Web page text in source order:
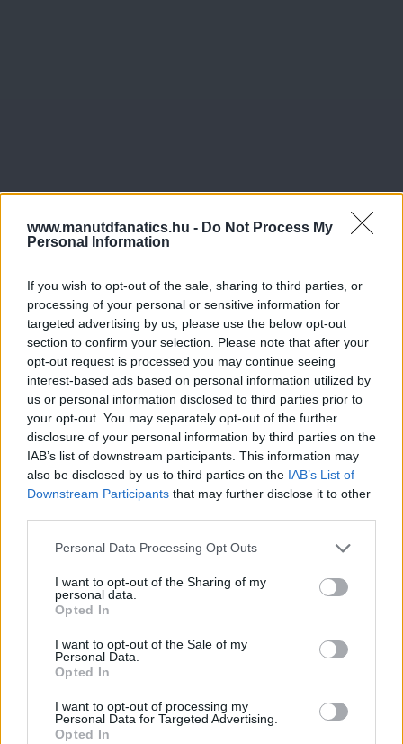
www.manutdfanatics.hu - Do Not Process My
Personal Information
If you wish to opt-out of the sale, sharing to third parties, or
processing of your personal or sensitive information for
targeted advertising by us, please use the below opt-out
section to confirm your selection. Please note that after your
opt-out request is processed you may continue seeing
interest-based ads based on personal information utilized by
us or personal information disclosed to third parties prior to
your opt-out. You may separately opt-out of the further
disclosure of your personal information by third parties on the
IAB’s list of downstream participants. This information may
also be disclosed by us to third parties on the IAB’s List of
Downstream Participants that may further disclose it to other
Please note that this website/app uses one or more Google
not limited to your visit or usage behaviour. You may click to
grant or deny consent to Google and its third-party tags to
use your data for below specified purposes in below Google
consent section.
Personal Data Processing Opt Outs
I want to opt-out of the Sharing of my
personal data.
Opted In
I want to opt-out of the Sale of my
Personal Data.
Opted In
I want to opt-out of processing my
Personal Data for Targeted Advertising.
Opted In
Meccs Center
Leeds UnitedvsManchester
United
Felkészülési szezon 5. mérkőzés
Croke Park, Dublin
2 nap 9 óra 5 perc 36 másodperc
AC MilanvsManchester United
ELŐZŐ MÉRKŐZÉSEK